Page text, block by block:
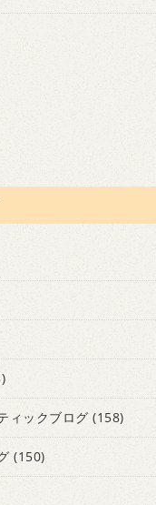
ィックブログ (158)
(150)